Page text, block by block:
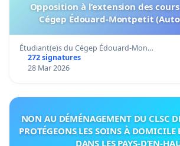
Opposition à l’extension des
Cégep Édouard-Montpetit
Étudiant(e)s du Cégep Édouard-Mon…
272 signatures
28 Mar 2026
NON AU DÉMÉNAGEMENT DU CLSC
PROTÉGEONS LES SOINS À DOMICILE
DANS LES PAYS-D’EN-